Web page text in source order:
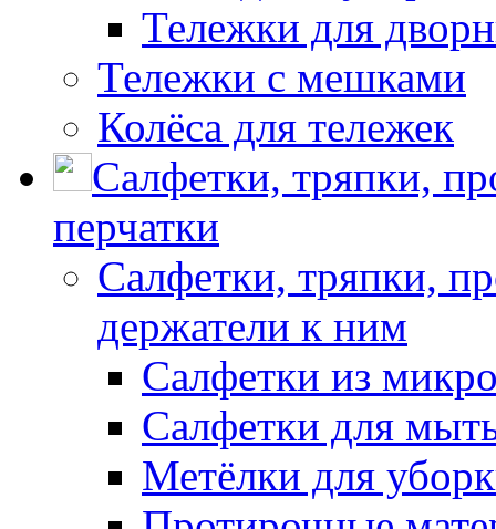
Тележки для
Тележки с мешками
Колёса для тележек
Салфетки, тряпки,
перчатки
Салфетки, тряпки,
держатели к ним
Салфетки из
Салфетки для
Метёлки для